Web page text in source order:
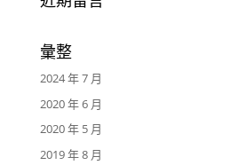
彙整
2024 年 7 月
2020 年 6 月
2020 年 5 月
2019 年 8 月